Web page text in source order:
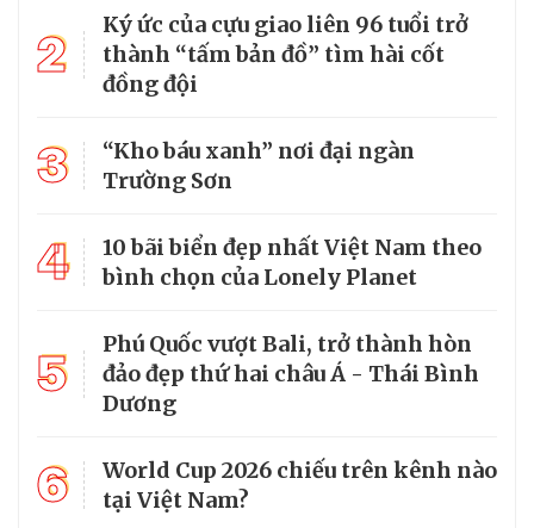
2
Ký ức của cựu giao liên 96 tuổi trở
thành “tấm bản đồ” tìm hài cốt
đồng đội
3
“Kho báu xanh” nơi đại ngàn
Trường Sơn
4
10 bãi biển đẹp nhất Việt Nam theo
bình chọn của Lonely Planet
5
Phú Quốc vượt Bali, trở thành hòn
đảo đẹp thứ hai châu Á - Thái Bình
Dương
6
World Cup 2026 chiếu trên kênh nào
tại Việt Nam?